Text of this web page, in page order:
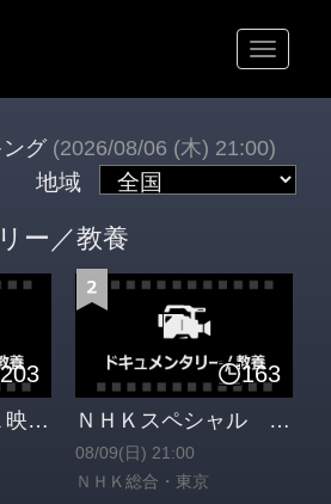
ング (2026/08/06 (木) 21:00)
地域
ー／教養
203
映像の世紀 ８Ｋ映像で描く第二次世界大戦（３）敗走 １９４２−４４ ２Ｋ版[解][字]
163
ＮＨＫスペシャル 台湾海峡で“知られざる核危機”が 機密資料から全貌に迫る[字]
08/09(日) 21:00
ＮＨＫ総合・東京